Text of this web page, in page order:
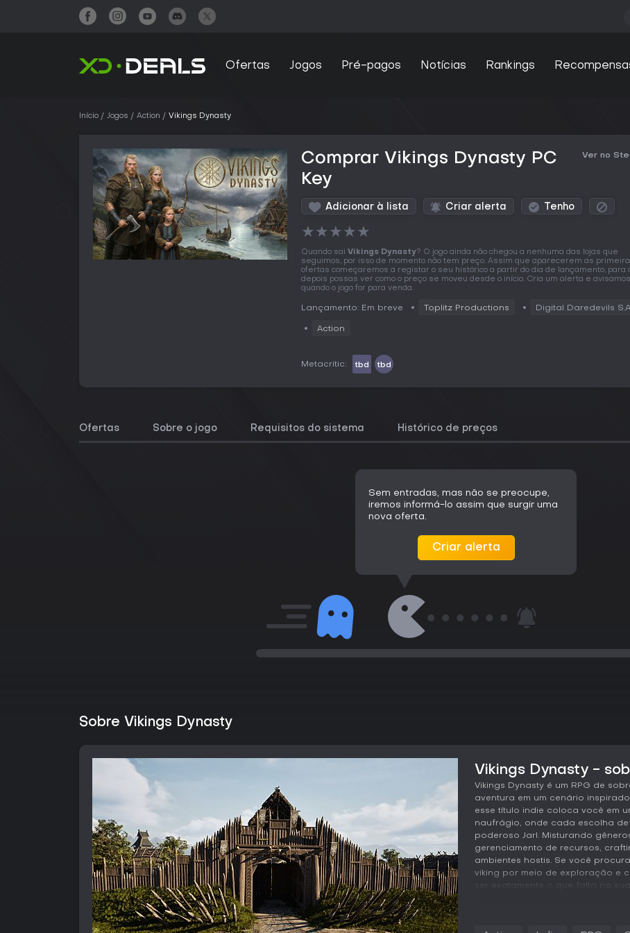
Ofertas Jogos Pré-pagos Notícias Rankings
Início Jogos Action Vikings Dynasty
Comprar Vikings Dynasty PC
Key
Ver no
Adicionar à lista Criar alerta Tenho
★★★★★
Quando sai Vikings Dynasty? O jogo ainda não chegou a nenhuma das lojas que
seguimos, por isso de momento não tem preço. Assim que aparecerem as
ofertas começaremos a registar o seu histórico a partir do dia de lançamento, para
depois possas ver como o preço se moveu desde o início. Cria um alerta e avisamos
quando o jogo for para venda.
Lançamento: Em breve Toplitz Productions Digital Daredevils
Action
Metacritic: tbd tbd
Ofertas Sobre o jogo Requisitos do sistema Histórico de preços
Sem entradas, mas não se preocupe,
iremos informá-lo assim que surgir uma
nova oferta.
Criar alerta
Sobre Vikings Dynasty
Vikings Dynasty -
Vikings Dynasty é um RPG de
aventura em um cenário
esse título indie coloca você em
naufrágio, onde cada escolha
poderoso Jarl. Misturando
gerenciamento de recursos,
ambientes hostis. Se você
viking por meio de exploração e
ser exatamente o que falta na sua